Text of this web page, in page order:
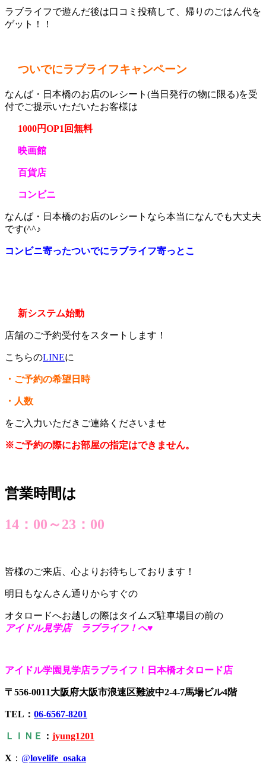
ラブライフで遊んだ後は口コミ投稿して、帰りのごはん代を
ゲット！！
ついでにラブライフキャンペーン
なんば・日本橋のお店のレシート(当日発行の物に限る)を受
付でご提示いただいたお客様は
1000円OP1回無料
映画館
百貨店
コンビニ
なんば・日本橋のお店のレシートなら本当になんでも大丈夫
です(^^♪
コンビニ寄ったついでにラブライフ寄っとこ
新システム始動
店舗のご予約受付をスタートします！
こちらのLINEに
・ご予約の希望日時
・人数
をご入力いただきご連絡くださいませ
※ご予約の際にお部屋の指定はできません。
営業時間は
14：00～23：00
皆様のご来店、心よりお待ちしております！
明日もなんさん通りからすぐの
オタロードへお越しの際はタイムズ駐車場目の前の
アイドル見学店 ラブライフ！へ♥
アイドル学園見学店ラブライフ！日本橋オタロード店
〒556-0011大阪府大阪市浪速区難波中2-4-7馬場ビル4階
TEL： 06-6567-8201
ＬＩＮＥ ： jyung1201
X ： @lovelife_osaka